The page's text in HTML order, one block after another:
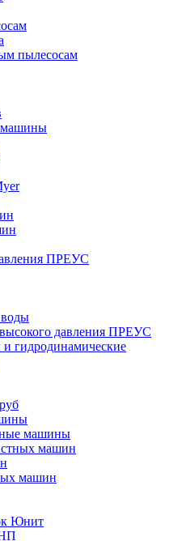
пылесосам
машины
ПРЕУС
давления ПРЕУС
гидродинамические
машины
машин
машин
Юнит